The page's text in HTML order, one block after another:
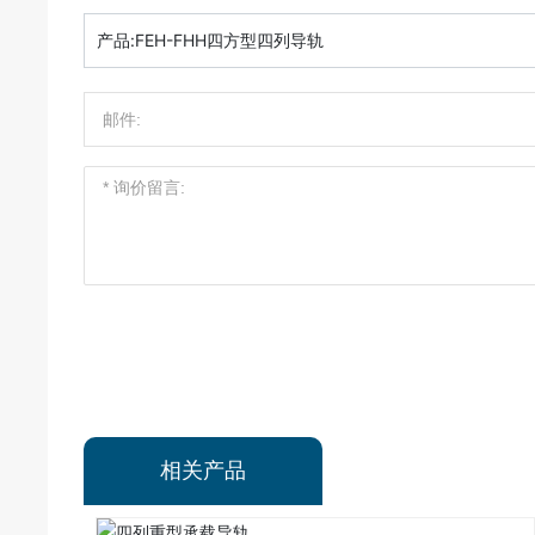
产品:FEH-FHH四方型四列导轨
相关产品